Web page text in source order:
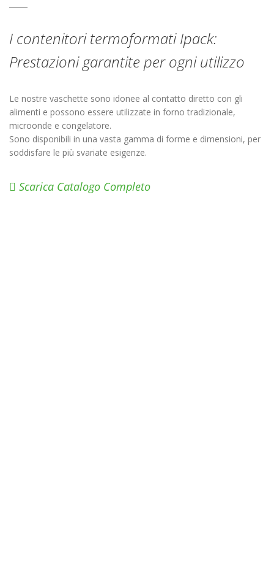
I contenitori termoformati Ipack:
Prestazioni garantite per ogni utilizzo
Le nostre vaschette sono idonee al contatto diretto con gli
alimenti e possono essere utilizzate in forno tradizionale,
microonde e congelatore.
Sono disponibili in una vasta gamma di forme e dimensioni, per
soddisfare le più svariate esigenze.
Scarica Catalogo Completo